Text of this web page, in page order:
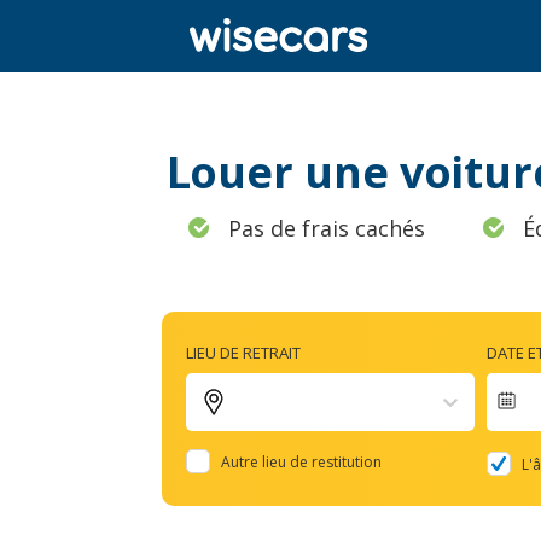
Louer une
Pas de frais cachés
LIEU DE RETRAIT
Autre lieu de restitution
DATE
to